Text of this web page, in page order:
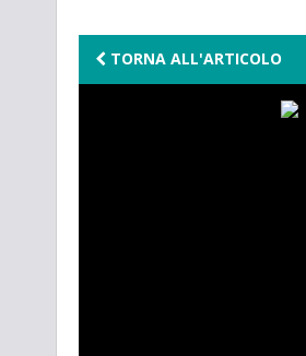
TORNA ALL'ARTICOLO